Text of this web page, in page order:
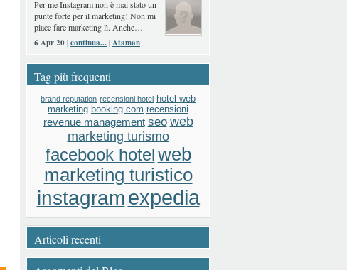
Per me Instagram non è mai stato un
punte forte per il marketing! Non mi
piace fare marketing lì. Anche…
6 Apr 20 |continua...|Ataman
Tag più frequenti
brand reputation recensioni hotel hotel web
marketing booking.com recensioni
revenue management seo web
marketing turismo
facebook hotelweb
marketing turistico
instagramexpedia
Articoli recenti